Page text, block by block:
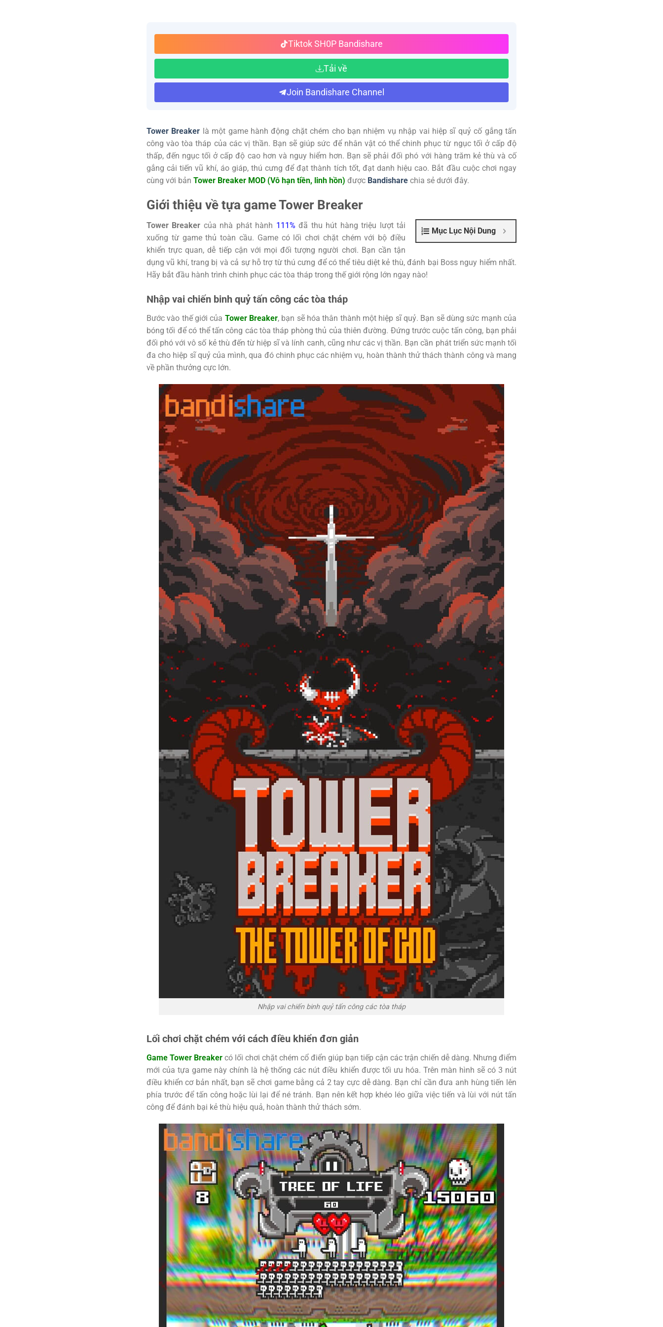
Tiktok SH0P Bandishare
Tải về
Join Bandishare Channel
Tower Breaker là một game hành động chặt chém cho bạn nhiệm vụ nhập vai hiệp sĩ quỷ cố gắng tấn
công vào tòa tháp của các vị thần. Bạn sẽ giúp sức để nhân vật có thể chinh phục từ ngục tối ở cấp độ
thấp, đến ngục tối ở cấp độ cao hơn và nguy hiểm hơn. Bạn sẽ phải đối phó với hàng trăm kẻ thù và cố
gắng cải tiến vũ khí, áo giáp, thú cưng để đạt thành tích tốt, đạt danh hiệu cao. Bắt đầu cuộc chơi ngay
cùng với bản Tower Breaker MOD (Vô hạn tiền, linh hồn) được Bandishare chia sẻ dưới đây.
Giới thiệu về tựa game Tower Breaker
Mục Lục Nội Dung
Tower Breaker của nhà phát hành 111% đã thu hút hàng triệu lượt tải
xuống từ game thủ toàn cầu. Game có lối chơi chặt chém với bộ điều
khiển trực quan, dễ tiếp cận với mọi đối tượng người chơi. Bạn cần tận
dụng vũ khí, trang bị và cả sự hỗ trợ từ thú cưng để có thể tiêu diệt kẻ thù, đánh bại Boss nguy hiểm nhất.
Hãy bắt đầu hành trình chinh phục các tòa tháp trong thế giới rộng lớn ngay nào!
Nhập vai chiến binh quỷ tấn công các tòa tháp
Bước vào thế giới của Tower Breaker, bạn sẽ hóa thân thành một hiệp sĩ quỷ. Bạn sẽ dùng sức mạnh của
bóng tối để có thể tấn công các tòa tháp phòng thủ của thiên đường. Đứng trước cuộc tấn công, bạn phải
đối phó với vô số kẻ thù đến từ hiệp sĩ và lính canh, cũng như các vị thần. Bạn cần phát triển sức mạnh tối
đa cho hiệp sĩ quỷ của mình, qua đó chinh phục các nhiệm vụ, hoàn thành thử thách thành công và mang
về phần thưởng cực lớn.
Nhập vai chiến binh quỷ tấn công các tòa tháp
Lối chơi chặt chém với cách điều khiển đơn giản
Game Tower Breaker có lối chơi chặt chém cổ điển giúp bạn tiếp cận các trận chiến dễ dàng. Nhưng điểm
mới của tựa game này chính là hệ thống các nút điều khiển được tối ưu hóa. Trên màn hình sẽ có 3 nút
điều khiển cơ bản nhất, bạn sẽ chơi game bằng cả 2 tay cực dễ dàng. Bạn chỉ cần đưa anh hùng tiến lên
phía trước để tấn công hoặc lùi lại để né tránh. Bạn nên kết hợp khéo léo giữa việc tiến và lùi với nút tấn
công để đánh bại kẻ thù hiệu quả, hoàn thành thử thách sớm.